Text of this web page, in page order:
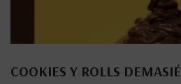
COOKIES Y ROLLS DEMASIÉ